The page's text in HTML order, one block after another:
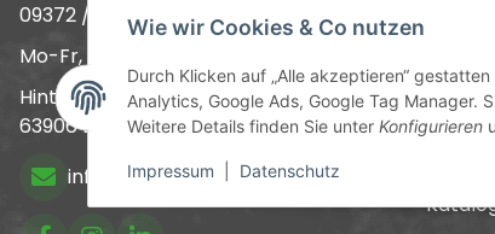
Wie wir Cookies & Co nutzen
Durch Klicken auf „Alle akzeptieren“
Analytics, Google Ads, Google Tag Manager.
Weitere Details finden Sie unter Konfigurieren
Impressum Datenschutz
09372 / 70 80 90
Mo-Fr, 09:00-12:00 | 13:00-17:00 Uhr
Hinter den Straßenäckern 11-13
63906 Erlenbach
info@chemics.eu